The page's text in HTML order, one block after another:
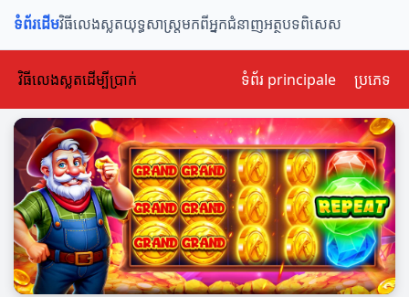
ទំព័រដើមវិធីលេងស្លតយុទ្ធសាស្ត្រមកពីអ្នកជំនាញអត្ថបទពិសេស
វិធីលេងស្លតដើម្បីប្រាក់ ទំព័រ principale ប្រភេទ